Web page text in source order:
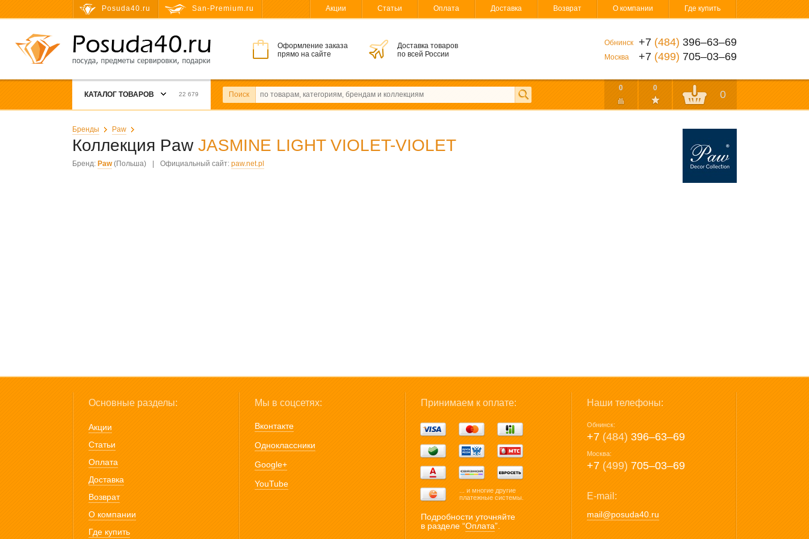
Posuda40.ru San-Premium.ru Акции Статьи Оплата Доставка Возврат О компании Где купить
Оформление заказа
прямо на сайте
Доставка товаров
по всей России
Обнинск +7 (484) 396‒63‒69
Москва +7 (499) 705‒03‒69
КАТАЛОГ ТОВАРОВ 22 679 Поиск
0 0
0
Бренды Paw
Коллекция Paw JASMINE LIGHT VIOLET-VIOLET
Бренд: Paw(Польша) Официальный сайт: paw.net.pl
Основные разделы:
Акции
Статьи
Оплата
Доставка
Возврат
О компании
Где купить
Мы в соцсетях:
Вконтакте
Одноклассники
Google+
YouTube
Принимаем к оплате:
... и многие другие
платежные системы.
Подробности уточняйте
в разделе “Оплата”.
Наши телефоны:
Обнинск:
+7 (484) 396‒63‒69
Москва:
+7 (499) 705‒03‒69
E-mail:
mail@posuda40.ru